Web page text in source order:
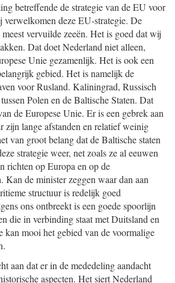
betreffende de strategie van de EU voor
verwelkomen deze EU-strategie. De
vervuilde zeeën. Het is goed dat wij
Dat doet Nederland niet alleen,
Unie gezamenlijk. Het is ook een
gebied. Het is namelijk de
voor Rusland. Kaliningrad, Russisch
Polen en de Baltische Staten. Dat
de Europese Unie. Er is een gebrek aan
zijn lange afstanden en relatief weinig
van groot belang dat de Baltische staten
strategie weer, net zoals ze al eeuwen
richten op Europa en op de
Kan de minister zeggen waar dan aan
structuur is redelijk goed
ons ontbreekt is een goede spoorlijn
die in verbinding staat met Duitsland en
kan mooi het gebied van de voormalige
aan dat er in de mededeling aandacht
aspecten. Het siert Nederland